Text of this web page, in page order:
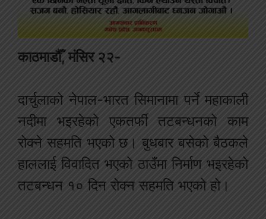
काठमाडौँ, मंसिर २२-
दार्चुलाको नेपाल-भारत सिमानामा पर्ने महाकाली
नदीमा भइरहेको एकतर्फी तटबन्धनको काम
रोक्ने सहमति भएको छ। बुधबार बसेको बैठकले
हाललाई विवादित भएको ठाउँमा निर्माण भइरहेको
तटबन्धन १० दिन रोक्न सहमति भएको हो।